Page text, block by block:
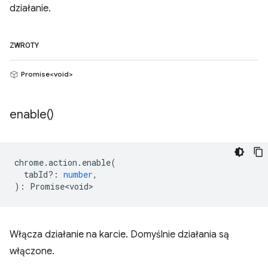
działanie.
ZWROTY
Promise<void>
enable()
chrome.action . enable(
tabId? : number,
) : Promise<void>
Włącza działanie na karcie. Domyślnie działania są
włączone.